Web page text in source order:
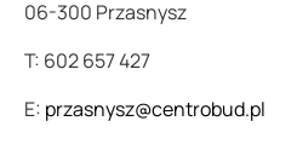
06-300 Przasnysz
T: 602 657 427
E: przasnysz@centrobud.pl